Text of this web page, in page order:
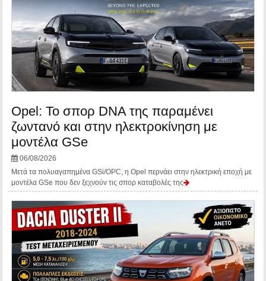
Opel: Το σπορ DNA της παραμένει
ζωντανό και στην ηλεκτροκίνηση με
μοντέλα GSe
06/08/2026
Μετά τα πολυαγαπημένα GSi/OPC, η Opel περνάει στην ηλεκτρική εποχή με
μοντέλα GSe που δεν ξεχνούν τις σπορ καταβολές της